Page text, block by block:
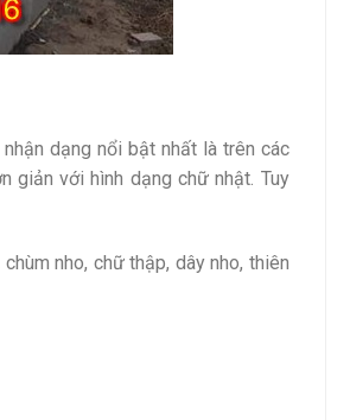
dạng nổi bật nhất là trên các
giản với hình dạng chữ nhật. Tuy
nho, chữ thập, dây nho, thiên